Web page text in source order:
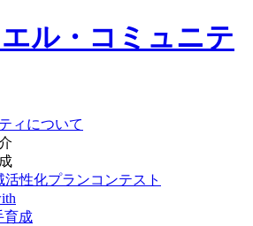
ィについて
活性化プランコンテスト
育成